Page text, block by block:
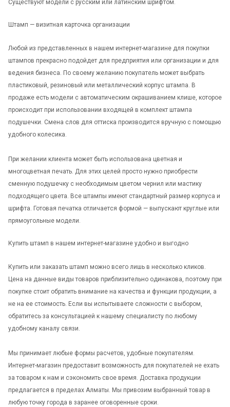
Существуют модели с русским или латинским шрифтом.
Штамп — визитная карточка организации
Любой из представленных в нашем интернет-магазине для покупки
штампов прекрасно подойдет для предприятия или организации и для
ведения бизнеса. По своему желанию покупатель может выбрать
пластиковый, резиновый или металлический корпус штампа. В
продаже есть модели с автоматическим окрашиванием клише, которое
происходит при использовании входящей в комплект штампа
подушечки. Смена слов для оттиска производится вручную с помощью
удобного колесика.
При желании клиента может быть использована цветная и
многоцветная печать. Для этих целей просто нужно приобрести
сменную подушечку с необходимым цветом чернил или мастику
подходящего цвета. Все штампы имеют стандартный размер корпуса и
шрифта. Готовая печатка отличается формой — выпускают круглые или
прямоугольные модели.
Купить штамп в нашем интернет-магазине удобно и выгодно
Купить или заказать штамп можно всего лишь в несколько кликов.
Цена на данные виды товаров приблизительно одинакова, поэтому при
покупке стоит обратить внимание на качества и функции продукции, а
не на ее стоимость. Если вы испытываете сложности с выбором,
обратитесь за консультацией к нашему специалисту по любому
удобному каналу связи.
Мы принимает любые формы расчетов, удобные покупателям.
Интернет-магазин предоставит возможность для покупателей не ехать
за товаром к нам и сэкономить свое время. Доставка продукции
предлагается в пределах Алматы. Мы привозим выбранный товар в
любую точку города в заранее оговоренные сроки.